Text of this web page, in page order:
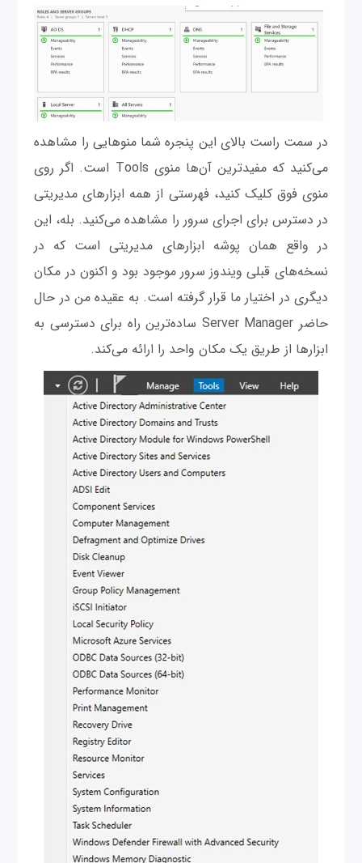
در سمت راست بالای این پنجره شما منوهایی را مشاهده
می‌کنید که مفیدترین آن‌ها منوی Tools است. اگر روی
منوی فوق کلیک کنید، فهرستی از همه ابزارهای مدیریتی
در دسترس برای اجرای سرور را مشاهده می‌کنید. بله، این
در واقع همان پوشه ابزارهای مدیریتی است که در
نسخه‌های قبلی ویندوز سرور موجود بود و اکنون در مکان
دیگری در اختیار ما قرار گرفته است. به عقیده من در حال
حاضر Server Manager ساده‌ترین راه برای دسترسی به
ابزارها از طریق یک مکان واحد را ارائه می‌کند.